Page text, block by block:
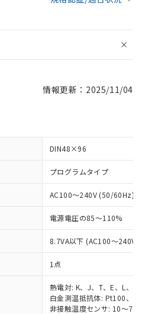
情報更新：2025/11/04
DIN48×96
プログラムタイプ
AC100～240V (50/60Hz)
電源電圧の85～110%
8.7VA以下 (AC100～240V時
1点
熱電対: K、J、T、E、L、U
白金測温抵抗体: Pt100、
非接触温度センサ: 10～